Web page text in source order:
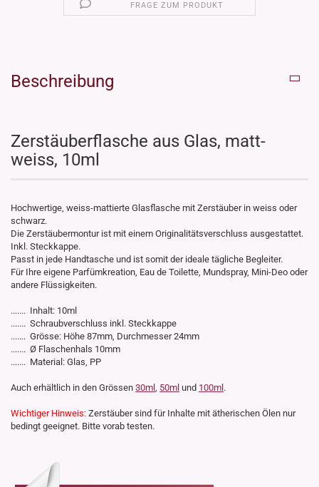
FRAGE ZUM PRODUKT
Beschreibung
Zerstäuberflasche aus Glas, matt-
weiss, 10ml
Hochwertige, weiss-mattierte Glasflasche mit Zerstäuber in weiss oder
schwarz.
Die Zerstäubermontur ist mit einem Originalitätsverschluss ausgestattet.
Inkl. Steckkappe.
Passt in jede Handtasche und ist somit der ideale tägliche Begleiter.
Für Ihre eigene Parfümkreation, Eau de Toilette, Mundspray, Mini-Deo oder
andere Flüssigkeiten.
....... Inhalt: 10ml
....... Schraubverschluss inkl. Steckkappe
....... Grösse: Höhe 87mm, Durchmesser 24mm
....... Ø Flaschenhals 10mm
....... Material: Glas, PP
Auch erhältlich in den Grössen 30ml , 50ml und 100ml .
Wichtiger Hinweis: Zerstäuber sind für Inhalte mit ätherischen Ölen nur
bedingt geeignet. Bitte vorab testen.